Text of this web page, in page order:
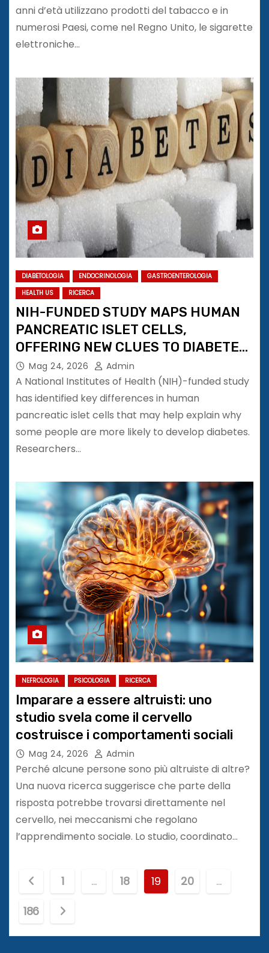
anni d’età utilizzano prodotti del tabacco e in
numerosi Paesi, come nel Regno Unito, le sigarette
elettroniche…
DIABETOLOGIA ENDOCRINOLOGIA
GASTROENTEROLOGIA
HEALTH US
RICERCA
NIH-FUNDED STUDY MAPS HUMAN
PANCREATIC ISLET CELLS,
OFFERING NEW CLUES TO DIABETES
RISK
Mag 24, 2026 Admin
A National Institutes of Health (NIH)-funded study
has identified key differences in human
pancreatic islet cells that may help explain why
some people are more likely to develop diabetes.
Researchers…
NEFROLOGIA PSICOLOGIA RICERCA
Imparare a essere altruisti: uno
studio svela come il cervello
costruisce i comportamenti sociali
Mag 24, 2026 Admin
Perché alcune persone sono più altruiste di altre?
Una nuova ricerca suggerisce che parte della
risposta potrebbe trovarsi direttamente nel
cervello, nei meccanismi che regolano
l’apprendimento sociale. Lo studio, coordinato…
a
g
1 … 18 19 20
…
186